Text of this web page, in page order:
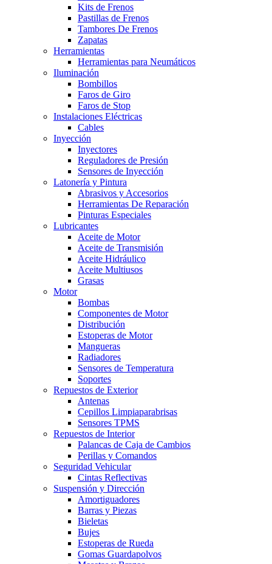
Kits de Frenos
Pastillas de Frenos
Tambores De Frenos
Zapatas
Herramientas
Herramientas para Neumáticos
Iluminación
Bombillos
Faros de Giro
Faros de Stop
Instalaciones Eléctricas
Cables
Inyección
Inyectores
Reguladores de Presión
Sensores de Inyección
Latonería y Pintura
Abrasivos y Accesorios
Herramientas De Reparación
Pinturas Especiales
Lubricantes
Aceite de Motor
Aceite de Transmisión
Aceite Hidráulico
Aceite Multiusos
Grasas
Motor
Bombas
Componentes de Motor
Distribución
Estoperas de Motor
Mangueras
Radiadores
Sensores de Temperatura
Soportes
Repuestos de Exterior
Antenas
Cepillos Limpiaparabrisas
Sensores TPMS
Repuestos de Interior
Palancas de Caja de Cambios
Perillas y Comandos
Seguridad Vehicular
Cintas Reflectivas
Suspensión y Dirección
Amortiguadores
Barras y Piezas
Bieletas
Bujes
Estoperas de Rueda
Gomas Guardapolvos